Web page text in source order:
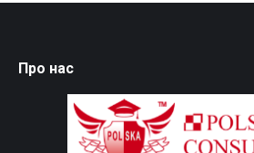
Про нас